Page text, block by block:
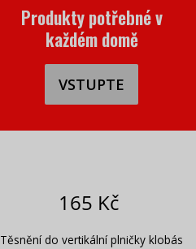
Produkty potřebné v
každém domě
VSTUPTE
165 Kč
Těsnění do vertikální plničky klobás